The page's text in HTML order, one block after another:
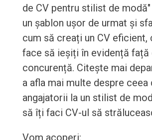
de CV pentru stilist de
un șablon ușor de urmat și
cum să creați un CV eficient,
face să ieșiți în evidență față
concurență. Citește mai
a afla mai multe despre ceea
angajatorii la un stilist de
să îți faci CV-ul să
Vom acoperi: